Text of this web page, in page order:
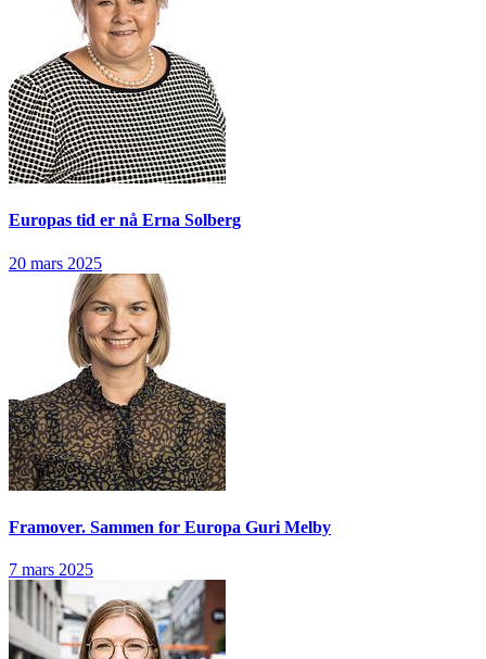
Europas tid er nå Erna Solberg
20 mars 2025
Framover. Sammen for Europa Guri Melby
7 mars 2025